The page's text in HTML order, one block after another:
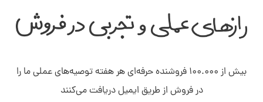
بیش از ۱۰۰.۰۰۰ فروشنده حرفه‌ای هر هفته توصیه‌های عملی ما را
در فروش از طریق ایمیل دریافت می‌کنند